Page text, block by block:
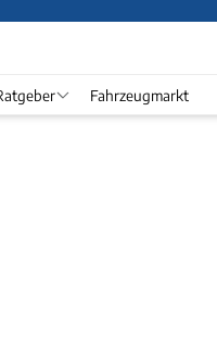
Fahrzeugmarkt